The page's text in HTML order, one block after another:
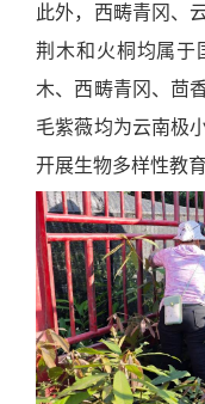
此外，西畴青冈、
荆木和火桐均属于
木、西畴青冈、茴
毛紫薇均为云南极
开展生物多样性教